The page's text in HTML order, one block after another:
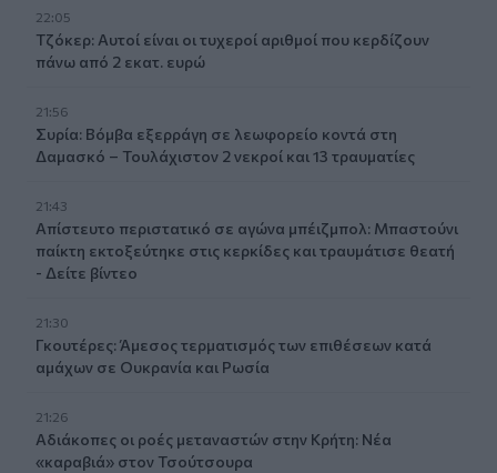
22:05
Τζόκερ: Αυτοί είναι οι τυχεροί αριθμοί που κερδίζουν
πάνω από 2 εκατ. ευρώ
21:56
Συρία: Βόμβα εξερράγη σε λεωφορείο κοντά στη
Δαμασκό – Τουλάχιστον 2 νεκροί και 13 τραυματίες
21:43
Απίστευτο περιστατικό σε αγώνα μπέιζμπολ: Μπαστούνι
παίκτη εκτοξεύτηκε στις κερκίδες και τραυμάτισε θεατή
- Δείτε βίντεο
21:30
Γκουτέρες: Άμεσος τερματισμός των επιθέσεων κατά
αμάχων σε Ουκρανία και Ρωσία
21:26
Αδιάκοπες οι ροές μεταναστών στην Κρήτη: Νέα
«καραβιά» στον Τσούτσουρα